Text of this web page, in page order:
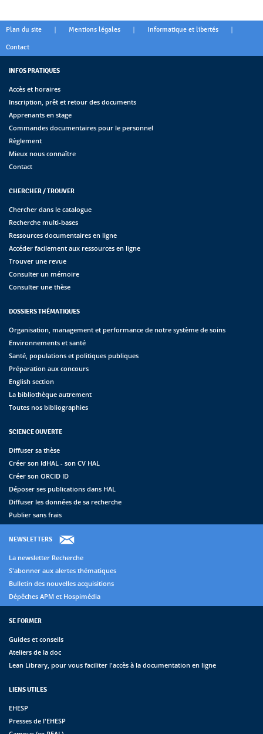
Plan du site | Mentions légales | Informatique et libertés |
Contact
INFOS PRATIQUES
Accès et horaires
Inscription, prêt et retour des documents
Apprenants en stage
Commandes documentaires pour le personnel
Règlement
Mieux nous connaître
Contact
CHERCHER / TROUVER
Chercher dans le catalogue
Recherche multi-bases
Ressources documentaires en ligne
Accéder facilement aux ressources en ligne
Trouver une revue
Consulter un mémoire
Consulter une thèse
DOSSIERS THÉMATIQUES
Organisation, management et performance de notre système de soins
Environnements et santé
Santé, populations et politiques publiques
Préparation aux concours
English section
La bibliothèque autrement
Toutes nos bibliographies
SCIENCE OUVERTE
Diffuser sa thèse
Créer son IdHAL - son CV HAL
Créer son ORCID ID
Déposer ses publications dans HAL
Diffuser les données de sa recherche
Publier sans frais
NEWSLETTERS
La newsletter Recherche
S'abonner aux alertes thématiques
Bulletin des nouvelles acquisitions
Dépêches APM et Hospimédia
SE FORMER
Guides et conseils
Ateliers de la doc
Lean Library, pour vous faciliter l'accès à la documentation en ligne
LIENS UTILES
EHESP
Presses de l'EHESP